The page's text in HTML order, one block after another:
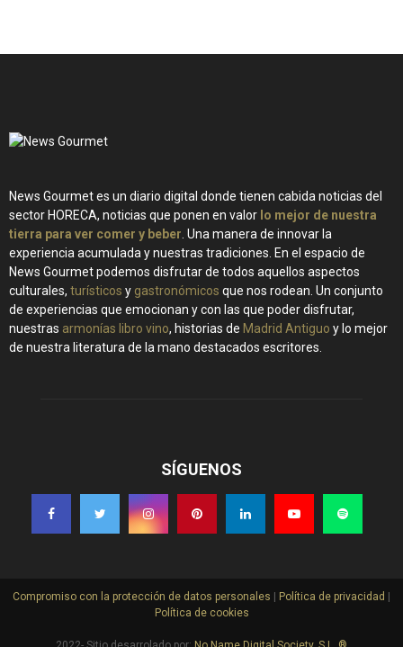
News Gourmet es un diario digital donde tienen cabida noticias del
sector HORECA, noticias que ponen en valor lo mejor de nuestra
tierra para ver comer y beber. Una manera de innovar la
experiencia acumulada y nuestras tradiciones. En el espacio de
News Gourmet podemos disfrutar de todos aquellos aspectos
culturales, turísticos y gastronómicos que nos rodean. Un conjunto
de experiencias que emocionan y con las que poder disfrutar,
nuestras armonías libro vino, historias de Madrid Antiguo y lo mejor
de nuestra literatura de la mano destacados escritores.
SÍGUENOS
Compromiso con la protección de datos personales Política de privacidad
Política de cookies